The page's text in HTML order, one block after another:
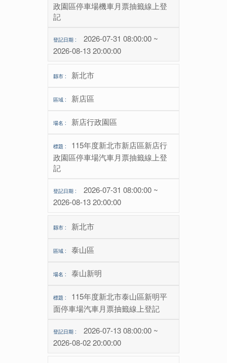
政園區停車場機車月票抽籤線上登
記
2026-08-13 20:00:00
新北市
新店區
新店行政園區
115年度新北市新店區新店行
政園區停車場汽車月票抽籤線上登
記
2026-08-13 20:00:00
新北市
泰山區
泰山新明
115年度新北市泰山區新明平
面停車場汽車月票抽籤線上登記
2026-08-02 20:00:00